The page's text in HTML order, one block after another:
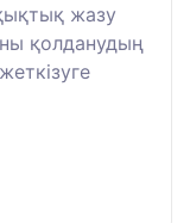
жазу
қолданудың